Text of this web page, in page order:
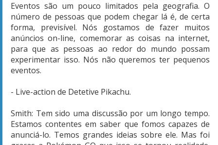
Eventos são um pouco limitados pela geografia. O
número de pessoas que podem chegar lá é, de certa
forma, previsível. Nós gostamos de fazer muitos
anúncios on-line, comemorar as coisas na internet,
para que as pessoas ao redor do mundo possam
experimentar isso. Nós não queremos ter pequenos
eventos.
- Live-action de Detetive Pikachu.
Smith: Tem sido uma discussão por um longo tempo.
Estamos contentes em saber que fomos capazes de
anunciá-lo. Temos grandes ideias sobre ele. Mas foi